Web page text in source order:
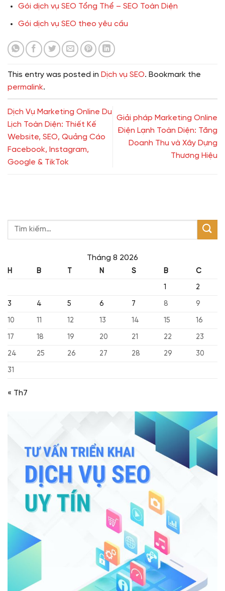
Gói dịch vụ SEO Tổng Thể – SEO Toàn Diện
Gói dịch vụ SEO theo yêu cầu
This entry was posted in Dịch vụ SEO. Bookmark the
permalink.
Dịch Vụ Marketing Online Du
Lịch Toàn Diện: Thiết Kế
Website, SEO, Quảng Cáo
Facebook, Instagram,
Google & TikTok
Giải pháp Marketing Online
Điện Lạnh Toàn Diện: Tăng
Doanh Thu và Xây Dựng
Thương Hiệu
Tháng 8 2026
H B T N S B
C
1
2
3 4 5 6 7 8 9
10 11 12 13 14 15 16
17 18 19 20 21 22 23
24 25 26 27 28 29 30
31
« Th7